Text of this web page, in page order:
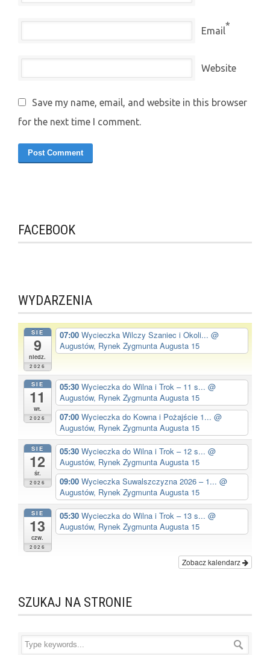
Email*
Website
Save my name, email, and website in this browser
for the next time I comment.
FACEBOOK
WYDARZENIA
SIE
9
niedz.
2026
07:00 Wycieczka Wilczy Szaniec i Okoli... @
Augustów, Rynek Zygmunta Augusta 15
SIE
11
wt.
2026
05:30 Wycieczka do Wilna i Trok – 11 s... @
Augustów, Rynek Zygmunta Augusta 15
07:00 Wycieczka do Kowna i Pożajście 1... @
Augustów, Rynek Zygmunta Augusta 15
SIE
12
śr.
2026
05:30 Wycieczka do Wilna i Trok – 12 s... @
Augustów, Rynek Zygmunta Augusta 15
09:00 Wycieczka Suwalszczyzna 2026 – 1... @
Augustów, Rynek Zygmunta Augusta 15
SIE
13
czw.
2026
05:30 Wycieczka do Wilna i Trok – 13 s... @
Augustów, Rynek Zygmunta Augusta 15
Zobacz kalendarz
SZUKAJ NA STRONIE